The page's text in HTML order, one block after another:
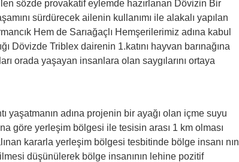
sözde provakatif eylemde hazırlanan Dövizin Bir
sürdürecek ailenin kullanımı ile alakalı yapılan
Hem de Sarıağaçlı Hemşerilerimiz adına kabul
Dövizde Triblex dairenin 1.katını hayvan barınağına
orada yaşayan insanlara olan saygılarını ortaya
yaşatmanın adına projenin bir ayağı olan içme suyu
göre yerleşim bölgesi ile tesisin arası 1 km olması
kararla yerleşim bölgesi tesbitinde bölge insanı nın
düşünülerek bölge insanının lehine pozitif